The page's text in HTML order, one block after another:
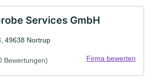
Services GmbH
49638 Nortrup
Bewertungen) Firma bewerten